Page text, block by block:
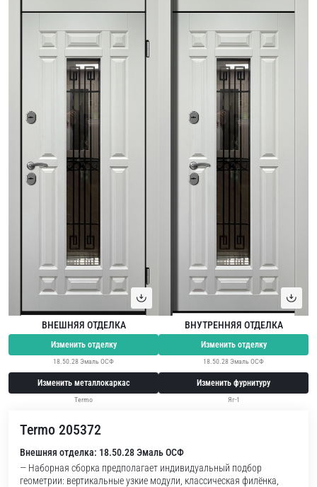
ВНЕШНЯЯ ОТДЕЛКА
Изменить отделку
18.50.28 Эмаль ОСФ
Изменить металлокаркас
Termo
ВНУТРЕННЯЯ ОТДЕЛКА
Изменить отделку
18.50.28 Эмаль ОСФ
Изменить фурнитуру
Яг-1
Termo 205372
Внешняя отделка: 18.50.28 Эмаль ОСФ
— Наборная сборка предполагает индивидуальный подбор
геометрии: вертикальные узкие модули, классическая филёнка,